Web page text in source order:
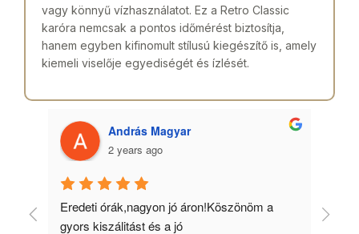
vagy könnyű vízhasználatot. Ez a Retro Classic
karóra nemcsak a pontos időmérést biztosítja,
hanem egyben kifinomult stílusú kiegészítő is, amely
kiemeli viselője egyediségét és ízlését.
András Magyar
2 years ago
Eredeti órák,nagyon jó áron!Köszönöm a
gyors kiszálitást és a jó